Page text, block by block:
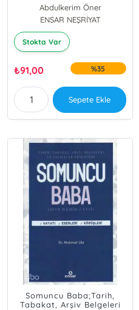
Abdulkerim Öner
ENSAR NEŞRİYAT
Stokta Var
₺91,00 %35
Sepete Ekle
Somuncu Baba;Tarih,
Tabakat, Arşiv Belgeleri